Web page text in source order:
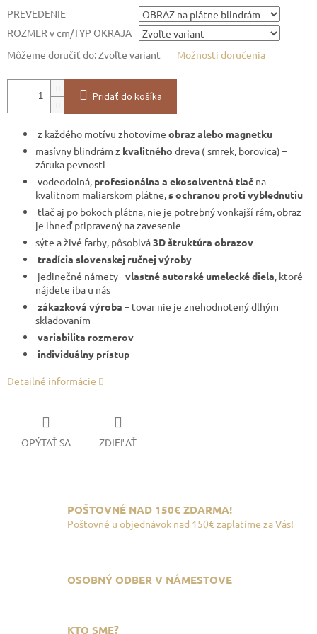
PREVEDENIE
ROZMER v cm/TYP OKRAJA
Môžeme doručiť do:Zvoľte variant Možnosti doručenia
Pridať do košíka
z každého motívu zhotovíme obraz alebo magnetku
masívny blindrám z kvalitného dreva ( smrek, borovica) –
záruka pevnosti
vodeodolná, profesionálna a ekosolventná tlač na
kvalitnom maliarskom plátne,s ochranou proti vyblednutiu
tlač aj po bokoch plátna, nie je potrebný vonkajší rám, obraz
je ihneď pripravený na zavesenie
sýte a živé farby, pôsobivá3D štruktúra obrazov
tradícia slovenskej ručnej výroby
jedinečné námety -vlastné autorské umelecké diela, ktoré
nájdete iba u nás
zákazková výroba – tovar nie je znehodnotený dlhým
skladovaním
variabilita rozmerov
individuálny prístup
Detailné informácie
OPÝTAŤ SA ZDIEĽAŤ
POŠTOVNÉ NAD 150€ ZDARMA!
Poštovné u objednávok nad 150€ zaplatíme za Vás!
OSOBNÝ ODBER V NÁMESTOVE
KTO SME?